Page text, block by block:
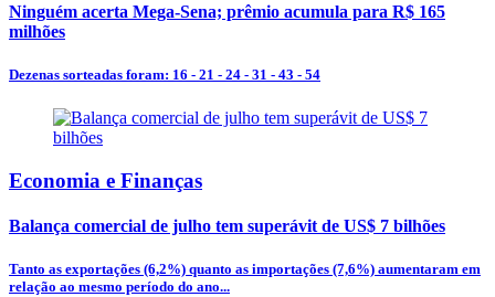
Ninguém acerta Mega-Sena; prêmio acumula para R$ 165
milhões
Dezenas sorteadas foram: 16 - 21 - 24 - 31 - 43 - 54
Economia e Finanças
Balança comercial de julho tem superávit de US$ 7 bilhões
Tanto as exportações (6,2%) quanto as importações (7,6%) aumentaram em
relação ao mesmo período do ano...